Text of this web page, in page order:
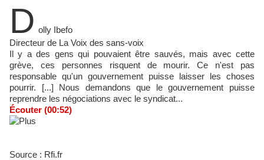
D olly Ibefo
Directeur de La Voix des sans-voix
Il y a des gens qui pouvaient être sauvés, mais avec cette
grève, ces personnes risquent de mourir. Ce n'est pas
responsable qu'un gouvernement puisse laisser les choses
pourrir. [...] Nous demandons que le gouvernement puisse
reprendre les négociations avec le syndicat...
Écouter (00:52)
Source : Rfi.fr